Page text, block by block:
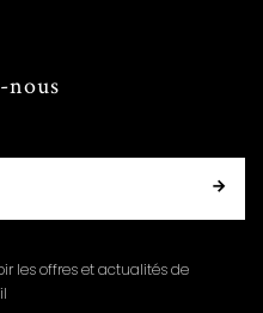
nous
les offres et actualités de